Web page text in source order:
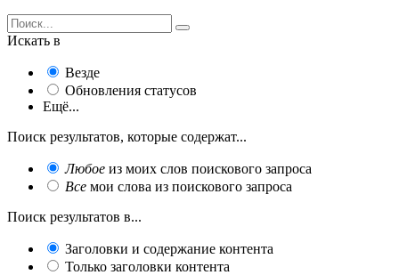
Искать в
Везде
Обновления статусов
Ещё...
Поиск результатов, которые содержат...
Любое из моих слов поискового запроса
Все мои слова из поискового запроса
Поиск результатов в...
Заголовки и содержание контента
Только заголовки контента